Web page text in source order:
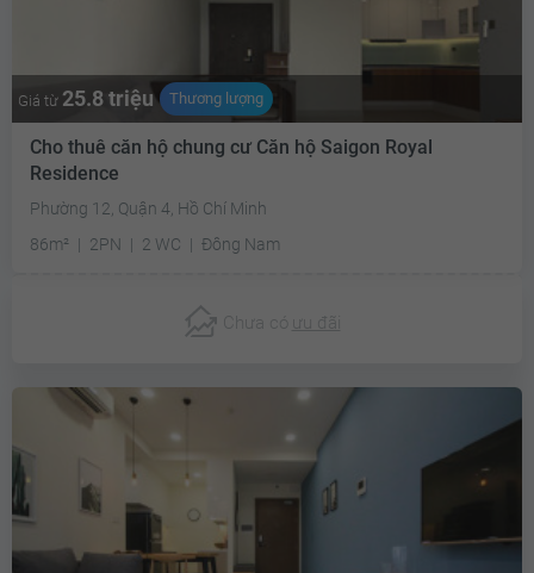
Giá từ 25.8 triệu Thương lượng
Cho thuê căn hộ chung cư Căn hộ Saigon Royal
Residence
Phường 12, Quận 4, Hồ Chí Minh
86m²
2PN 2 WC Đông Nam
Chưa có ưu đãi